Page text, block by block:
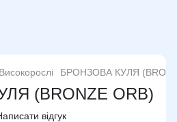
Високорослі БРОНЗОВА КУЛЯ
(BRONZE ORB)
відгук